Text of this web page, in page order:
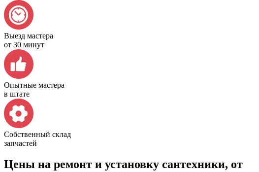
Выезд мастера
от 30 минут
Опытные мастера
в штате
Собственный склад
запчастей
Цены на ремонт и установку сантехники, от